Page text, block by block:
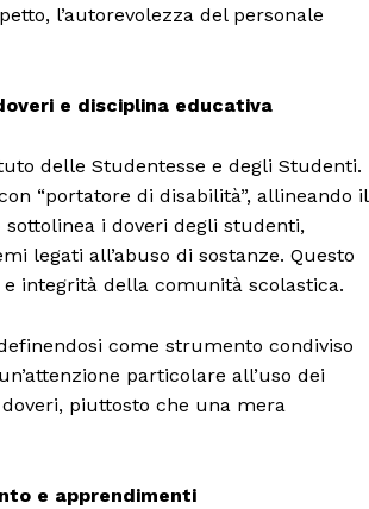
l’autorevolezza del personale
e disciplina educativa
delle Studentesse e degli Studenti.
“portatore di disabilità”, allineando il
i doveri degli studenti,
legati all’abuso di sostanze. Questo
integrità della comunità scolastica.
come strumento condiviso
particolare all’uso dei
piuttosto che una mera
e apprendimenti